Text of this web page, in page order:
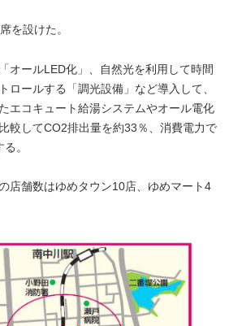
を設けた。
オールLED化」、自然光を利用して時間
ロールする「調光設備」など導入して、
エコキュート給湯システムやオール電化
較してCO2排出量を約33％、消費電力で
。
店舗数はゆめタウン10店、ゆめマート4